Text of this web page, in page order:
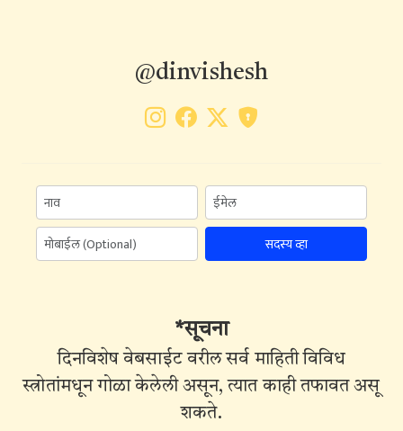
@dinvishesh
सदस्य व्हा
*सूचना
दिनविशेष वेबसाईट वरील सर्व माहिती विविध
स्त्रोतांमधून गोळा केलेली असून, त्यात काही तफावत असू
शकते.